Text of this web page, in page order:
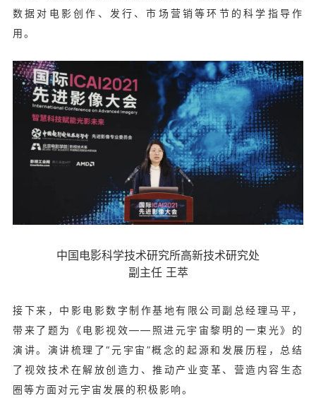
数据对电影创作、发行、市场营销等环节的科学指导作
用。
中国电影科学技术研究所高新技术研究处
副主任 王萃
接下来，中影电影数字制作基地有限公司副总经理马平，
带来了题为《电影视效——照进元宇宙黎明的一束光》的
演讲。演讲梳理了“元宇宙”概念的起源和发展历程，总结
了视效技术在解放创造力、推动产业变革、营造内容生态
圈等方面对元宇宙发展的积极影响。